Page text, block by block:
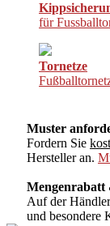
für
Tornetze
Muster
Fordern Sie
Hersteller an.
Mengenrabatt
Auf der
und besondere